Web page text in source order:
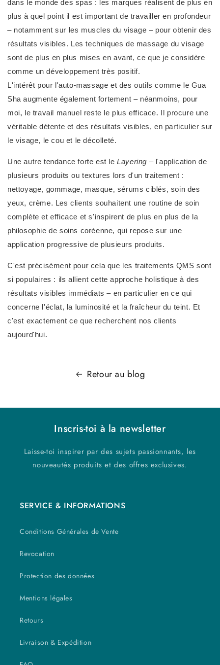
dans le monde des spas : les marques réalisent de plus en
plus à quel point il est important de travailler en profondeur
– notamment sur les muscles du visage – pour obtenir des
résultats visibles. Les techniques de massage du visage
sont de plus en plus mises en avant, ce que je considère
comme un développement très positif.
L'intérêt pour l'auto-massage et des outils comme le Gua
Sha augmente également fortement – néanmoins, pour
moi, le travail manuel reste le plus efficace. Il procure une
véritable détente et des résultats visibles, en particulier sur
le visage, le cou et le décolleté.
Une autre tendance forte est leLayering – l'application de
plusieurs produits ou textures lors d'un traitement :
nettoyage, gommage, masque, sérums ciblés, soin des
yeux, crème. Les clients souhaitent une routine de soin
complète et efficace et s'inspirent de plus en plus de la
philosophie de soins coréenne, qui repose sur une
application progressive de plusieurs produits.
C'est précisément pour cela que les traitements QMS sont
si populaires : ils allient cette approche holistique à des
résultats visibles immédiats – en particulier en ce qui
concerne l'éclat, la luminosité et la fraîcheur du teint. Et
c'est exactement ce que recherchent nos clients
aujourd'hui.
Retour au blog
Inscris-toi à la newsletter
Laisse-toi inspirer par des sujets passionnants, les
nouveautés produits et des offres exclusives.
SERVICE & INFORMATIONS
Conditions Générales de Vente
Revocation
Protection des données
Mentions légales
Retours
Livraison & Expédition